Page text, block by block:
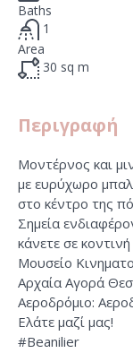
Baths
1
Area
30 sq m
Περιγραφή
Μοντέρνος και
με ευρύχωρο
στο κέντρο της
Σημεία
κάνετε σε
Μουσείο
Αρχαία Αγορά
Αεροδρόμιο:
Ελάτε μαζί μας!
#Beanilier